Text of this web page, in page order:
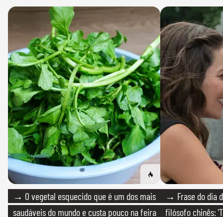
→ O vegetal esquecido que é um dos mais
saudáveis do mundo e custa pouco na feira
→ Frase do dia
filósofo chinês: